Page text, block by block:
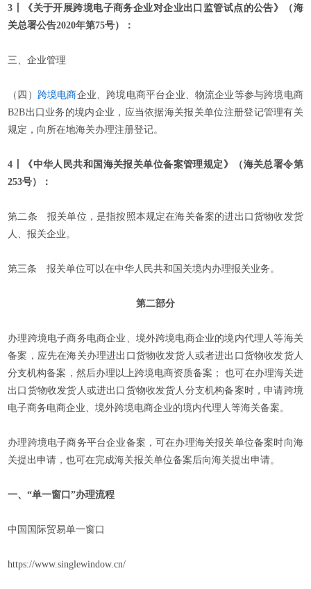
3丨《关于开展跨境电子商务企业对企业出口监管试点的公告》（海
关总署公告2020年第75号）：
三、企业管理
（四） 跨境电商企业、跨境电商平台企业、物流企业等参与跨境电商
B2B出口业务的境内企业，应当依据海关报关单位注册登记管理有关
规定，向所在地海关办理注册登记。
4丨《中华人民共和国海关报关单位备案管理规定》（海关总署令第
253号）：
第二条 报关单位，是指按照本规定在海关备案的进出口货物收发货
人、报关企业。
第三条 报关单位可以在中华人民共和国关境内办理报关业务。
第二部分
办理跨境电子商务电商企业、境外跨境电商企业的境内代理人等海关
备案，应先在海关办理进出口货物收发货人或者进出口货物收发货人
分支机构备案，然后办理以上跨境电商资质备案； 也可在办理海关进
出口货物收发货人或进出口货物收发货人分支机构备案时，申请跨境
电子商务电商企业、境外跨境电商企业的境内代理人等海关备案。
办理跨境电子商务平台企业备案，可在办理海关报关单位备案时向海
关提出申请，也可在完成海关报关单位备案后向海关提出申请。
一、“单一窗口”办理流程
中国国际贸易单一窗口
https://www.singlewindow.cn/